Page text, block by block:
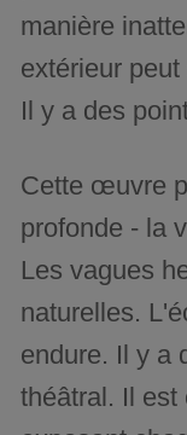
manière
extérieur
Il y a des
Cette œuvre
profonde - la
Les vagues
naturelles.
endure. Il y a
théâtral. Il est